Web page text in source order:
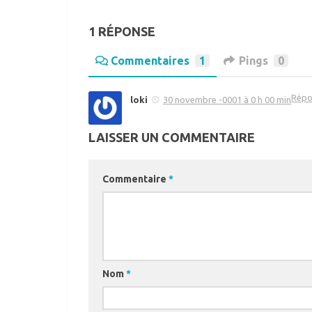
1 RÉPONSE
Commentaires 1 Pings 0
loki 30 novembre -0001 à 0 h 00 min
LAISSER UN COMMENTAIRE
Commentaire *
Nom *